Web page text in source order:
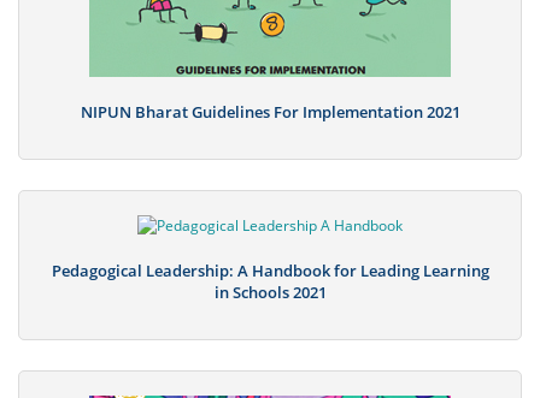
NIPUN Bharat Guidelines For Implementation 2021
Pedagogical Leadership: A Handbook for Leading Learning
in Schools 2021